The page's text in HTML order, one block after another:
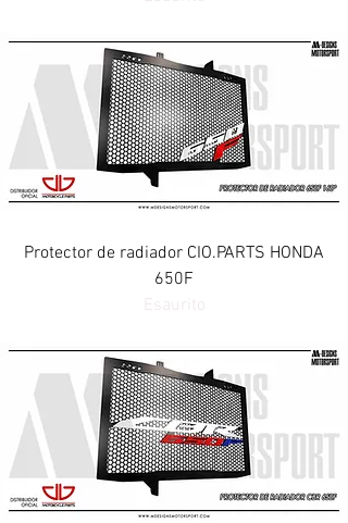
Protector de radiador CIO.PARTS HONDA
650F
Esaurito